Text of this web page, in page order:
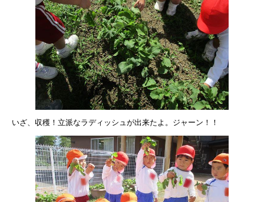
いざ、収穫！立派なラディッシュが出来たよ。ジャーン！！